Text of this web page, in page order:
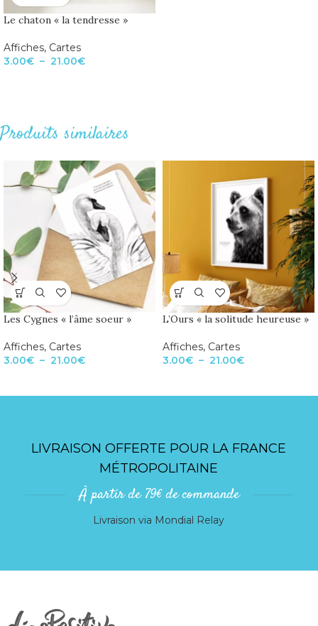
Le chaton « la tendresse »
Affiches, Cartes
3.00€ – 21.00€
Produits similaires
Les Cygnes « l’âme soeur »
Affiches, Cartes
3.00€ – 21.00€
L’Ours « la solitude heureuse »
Affiches, Cartes
3.00€ – 21.00€
LIVRAISON OFFERTE POUR LA FRANCE
MÉTROPOLITAINE
À partir de 79€ de commande
Livraison via Mondial Relay